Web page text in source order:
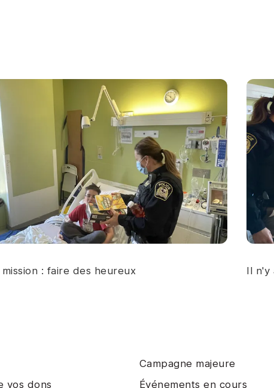
: faire des heureux Il n'y
vos dons
Campagne majeure
Événements en cours